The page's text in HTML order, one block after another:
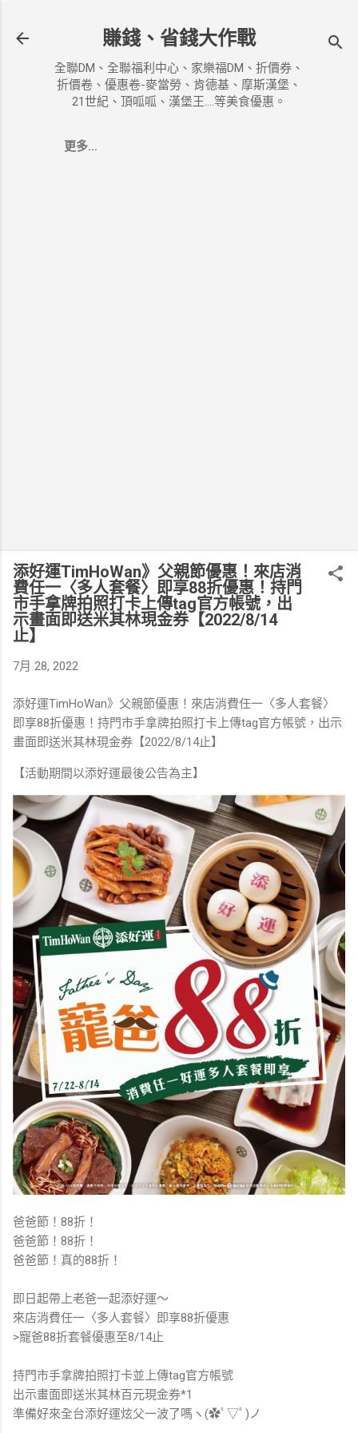
賺錢、省錢大作戰
全聯DM、全聯福利中心、家樂福DM、折價券、
折價卷、優惠卷-麥當勞、肯德基、摩斯漢堡、
21世紀、頂呱呱、漢堡王....等美食優惠。
更多…
添好運TimHoWan》父親節優惠！來店消
費任一〈多人套餐〉即享88折優惠⁣⁣⁣⁣⁣⁣⁣！持門
市手拿牌拍照打卡上傳tag官方帳號⁣⁣⁣⁣⁣⁣⁣，出
示畫面即送米其林現金券【2022/8/14
止】
7月 28, 2022
添好運TimHoWan》父親節優惠！來店消費任一〈多人套餐〉
即享88折優惠⁣⁣⁣⁣⁣⁣⁣！持門市手拿牌拍照打卡上傳tag官方帳號⁣⁣⁣⁣⁣⁣⁣，出示
畫面即送米其林現金券【2022/8/14止】
⁣⁣⁣⁣⁣⁣⁣⁣⁣⁣⁣⁣⁣⁣⁣【活動期間以添好運最後公告為主】
爸爸節！88折！⁣⁣⁣⁣⁣⁣⁣
爸爸節！88折！⁣⁣⁣⁣⁣⁣⁣
爸爸節！真的88折！⁣⁣⁣⁣⁣⁣⁣
即日起帶上老爸一起添好運～⁣⁣⁣⁣⁣⁣⁣
來店消費任一〈多人套餐〉即享88折優惠⁣⁣⁣⁣⁣⁣⁣
>寵爸88折套餐優惠至8/14止⁣⁣⁣⁣⁣⁣⁣
持門市手拿牌拍照打卡並上傳tag官方帳號⁣⁣⁣⁣⁣⁣⁣
出示畫面即送米其林百元現金券*1⁣⁣⁣⁣⁣⁣⁣
準備好來全台添好運炫父一波了嗎ヽ(✿ﾟ▽ﾟ)ノ⁣⁣⁣⁣⁣⁣⁣